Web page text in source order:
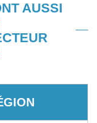
AUSSI